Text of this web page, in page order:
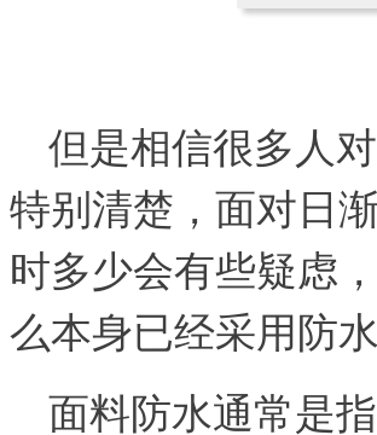
但是相信很多人
特别清楚，面对日
时多少会有些疑虑
么本身已经采用防
面料防水通常是